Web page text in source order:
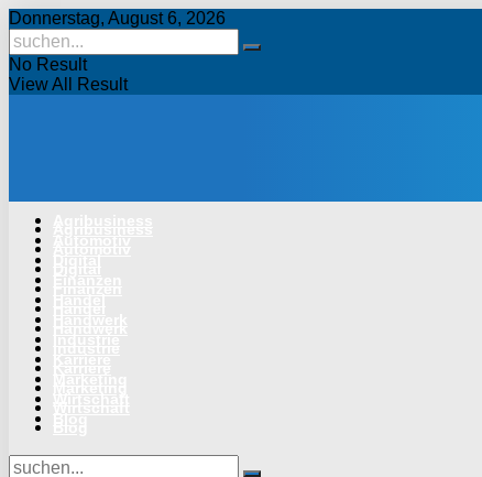
Donnerstag, August 6, 2026
No Result
View All Result